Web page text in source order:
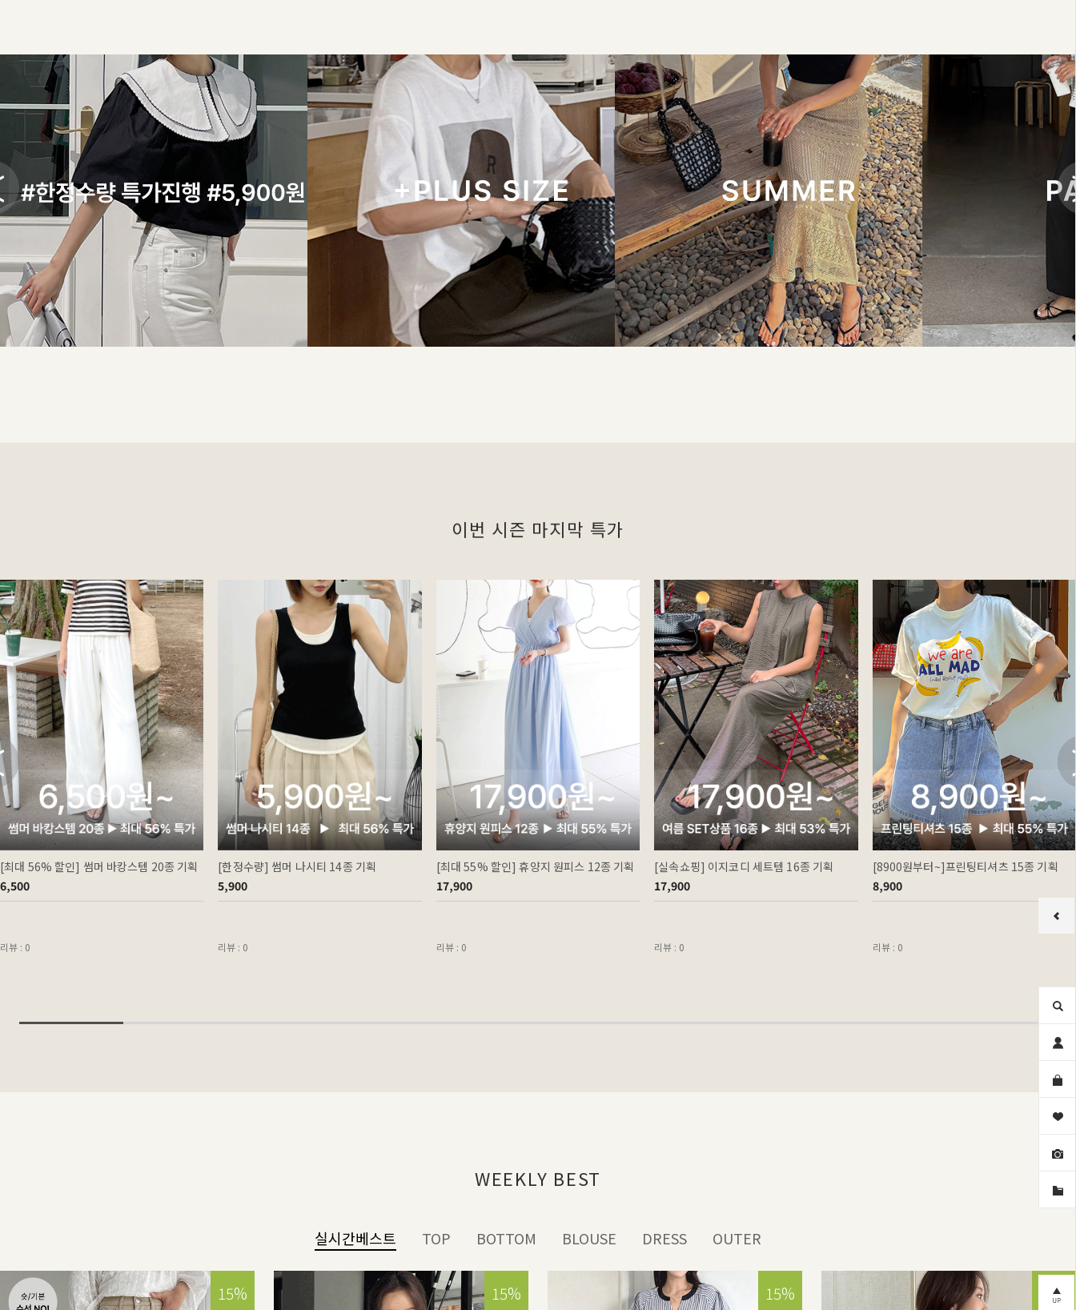
이번 시즌 마지막 특가
[최대 56% 할인] 썸머 바캉스템 20종 기획
6,500
리뷰 : 0
[한정수량] 썸머 나시티 14종 기획
5,900
리뷰 : 0
[최대 55% 할인] 휴양지 원피스 12종 기획
17,900
리뷰 : 0
[실속쇼핑] 이지코디 세트템 16종 기획
17,900
리뷰 : 0
[8900원부터~]프린팅티셔츠 15종 기획
8,900
리뷰 : 0
WEEKLY BEST
실시간베스트 TOP BOTTOM BLOUSE DRESS OUTER
15% 15% 15% 15%